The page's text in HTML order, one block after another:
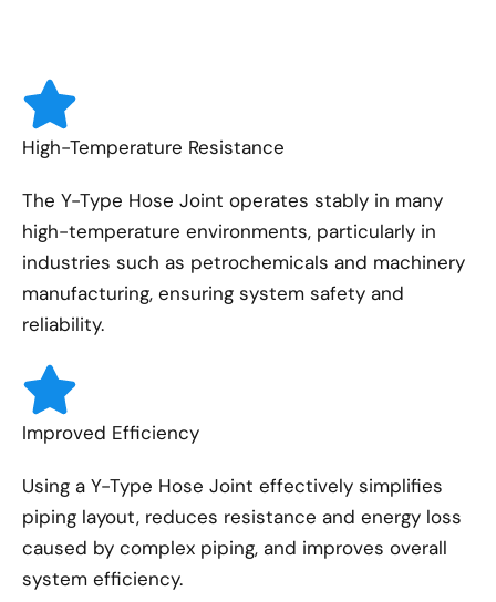
High-Temperature Resistance
The Y-Type Hose Joint operates stably in many
high-temperature environments, particularly in
industries such as petrochemicals and machinery
manufacturing, ensuring system safety and
reliability.
Improved Efficiency
Using a Y-Type Hose Joint effectively simplifies
piping layout, reduces resistance and energy loss
caused by complex piping, and improves overall
system efficiency.